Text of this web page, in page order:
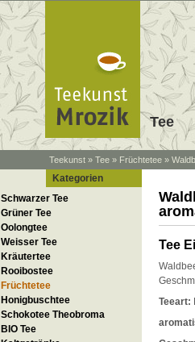
Tee
Teekunst » Tee » Früchtetee »
Kategorien
Schwarzer Tee
Grüner Tee
Oolongtee
Weisser Tee
Kräutertee
Rooibostee
Früchtetee
Honigbuschtee
Schokotee Theobroma
BIO Tee
Tee
Teeart: